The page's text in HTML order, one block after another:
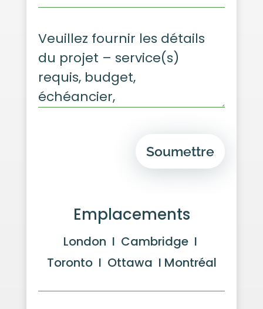
Soumettre
Emplacements
London I Cambridge I
Toronto I Ottawa I Montréal